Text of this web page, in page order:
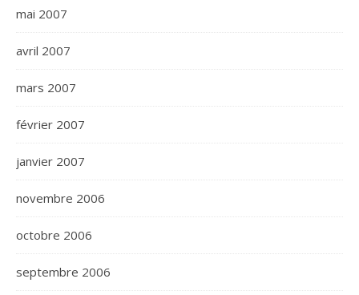
mai 2007
avril 2007
mars 2007
février 2007
janvier 2007
novembre 2006
octobre 2006
septembre 2006